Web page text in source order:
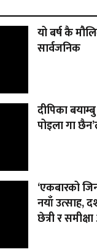
यो बर्ष कै
सार्वजनिक
दीपिका
पोइला गा
‘एकबारको
नयाँ उत्साह,
छेत्री र